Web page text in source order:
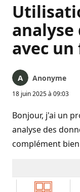
analyse
avec un
Anonyme
18 juin 2025 à 09:03
Bonjour, j'ai un
analyse des
complément